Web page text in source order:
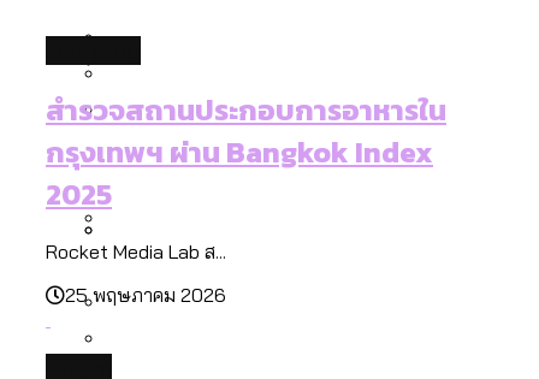
กทม. มีอำนาจแค่ไหน ในการแก้ปัญหาให้คน
ที่อาศัยอยู่ในกรุงเทพฯ
งบระบายน้ำ-ป้องกันน้ำท่วม 4 ปี (2566-
2569) ของ กทม. ในยุคชัชชาติ ลงเขตไหน
ทำอะไรบ้าง
กรุงเทพฯ เมืองคอนเสิร์ต : สำรวจ
คอนเสิร์ตและแฟนมีตติ้งในไทยจำนวน 526
งาน ตั้งแต่ปี 2023-2024
ปีนกำแพงส่องซีรีส์จีน: จีนส่งออกภาพ
สำรวจงบประมาณรายเขตในกรุงเทพฯ
ผ่าน Bangkok Index 2025
สำรวจรายได้จากการจัดเก็บภาษีใน
กรุงเทพฯ เมืองสังคมผู้สูงอายุ [ข้อมูลดิบ]
กรุงเทพฯ เมืองสังคมผู้สูงอายุ : 36 เขตมี
คนตายมากกว่าคนเกิด 18 เขตเป็นสังคมผู้
สูงอายุระดับสุดยอด
Bangkok Index 2025 : อันดับความน่าอยู่
คำนำหน้านามและกฎหมายสมรสเท่าเทียม
[ข้อมูลดิบ]
สำรวจสถานประกอบการอาหารใน
กรุงเทพฯ ผ่าน Bangkok Index
2025
Rocket Media Lab ส...
25 พฤษภาคม 2026